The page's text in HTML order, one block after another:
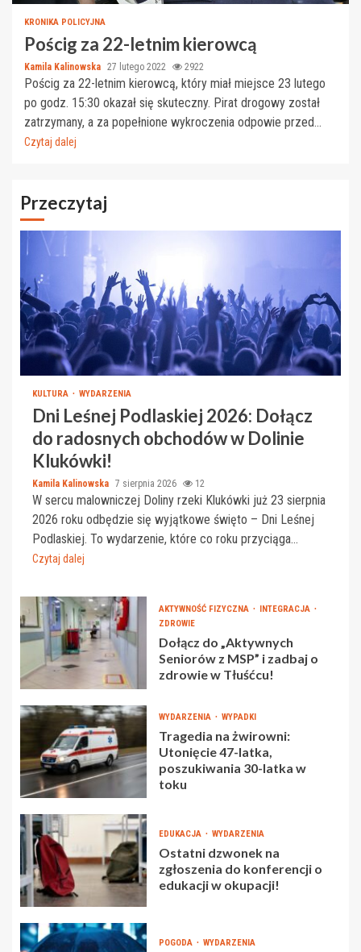
KRONIKA POLICYJNA
Pościg za 22-letnim kierowcą
Kamila Kalinowska 27 lutego 2022 2922
Pościg za 22-letnim kierowcą, który miał miejsce 23 lutego
po godz. 15:30 okazał się skuteczny. Pirat drogowy został
zatrzymany, a za popełnione wykroczenia odpowie przed...
Czytaj dalej
Przeczytaj
KULTURA WYDARZENIA
Dni Leśnej Podlaskiej 2026: Dołącz
do radosnych obchodów w Dolinie
Klukówki!
Kamila Kalinowska 7 sierpnia 2026 12
W sercu malowniczej Doliny rzeki Klukówki już 23 sierpnia
2026 roku odbędzie się wyjątkowe święto – Dni Leśnej
Podlaskiej. To wydarzenie, które co roku przyciąga...
Czytaj dalej
AKTYWNOŚĆ FIZYCZNA
INTEGRACJA
ZDROWIE
Dołącz do „Aktywnych
Seniorów z MSP” i zadbaj o
zdrowie w Tłuśćcu!
WYDARZENIA WYPADKI
Tragedia na żwirowni:
Utonięcie 47-latka,
poszukiwania 30-latka w
toku
EDUKACJA WYDARZENIA
Ostatni dzwonek na
zgłoszenia do konferencji o
edukacji w okupacji!
POGODA WYDARZENIA